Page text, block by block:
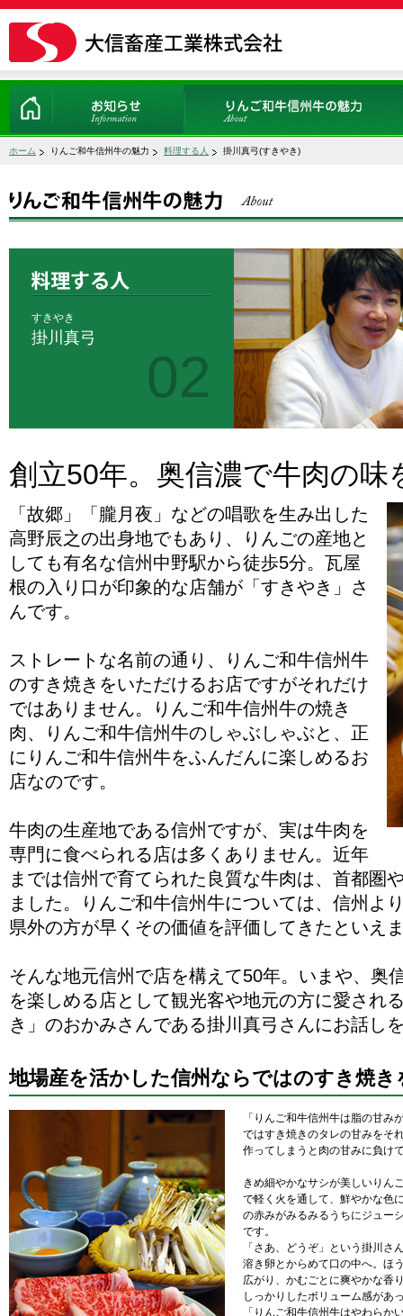
ホーム りんご和牛信州牛の魅力 料理する人 掛川真弓(すきやき)
すきやき
掛川真弓
02
創立50年。奥信濃で牛肉の味
「故郷」「朧月夜」などの唱歌を生み出した
高野辰之の出身地でもあり、りんごの産地と
しても有名な信州中野駅から徒歩5分。瓦屋
根の入り口が印象的な店舗が「すきやき」さ
んです。
ストレートな名前の通り、りんご和牛信州牛
のすき焼きをいただけるお店ですがそれだけ
ではありません。りんご和牛信州牛の焼き
肉、りんご和牛信州牛のしゃぶしゃぶと、正
にりんご和牛信州牛をふんだんに楽しめるお
店なのです。
牛肉の生産地である信州ですが、実は牛肉を
専門に食べられる店は多くありません。近年
までは信州で育てられた良質な牛肉は、首都圏
ました。りんご和牛信州牛については、信州よ
県外の方が早くその価値を評価してきたといえ
そんな地元信州で店を構えて50年。いまや、奥
を楽しめる店として観光客や地元の方に愛され
き」のおかみさんである掛川真弓さんにお話し
地場産を活かした信州ならではのすき焼き
「りんご和牛信州牛は脂の甘み
ではすき焼きのタレの甘みをそ
作ってしまうと肉の甘みに負け
きめ細やかなサシが美しいりん
で軽く火を通して、鮮やかな色
の赤みがみるみるうちにジュー
です。
「さあ、どうぞ」という掛川さ
溶き卵とからめて口の中へ。ほ
広がり、かむごとに爽やかな香
しっかりしたボリューム感があ
「りんご和牛信州牛はやわらか